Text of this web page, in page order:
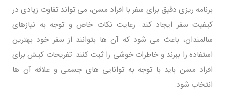
برنامه ریزی دقیق برای سفر با افراد مسن، می تواند تفاوت زیادی در
کیفیت سفر ایجاد کند. رعایت نکات خاص و توجه به نیازهای
سالمندان، باعث می شود که آن ها بتوانند از سفر خود بهترین
استفاده را ببرند و خاطرات خوشی را ثبت کنند. تفریحات کیش برای
افراد مسن باید با توجه به توانایی های جسمی و علاقه آن ها
انتخاب شود.